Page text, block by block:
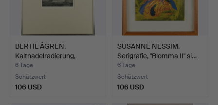
BERTIL ÅGREN.
Kaltnadelradierung,
"Interiö…
6 Tage
Schätzwert
106 USD
SUSANNE NESSIM.
Serigrafie, "Blomma II" si…
6 Tage
Schätzwert
106 USD